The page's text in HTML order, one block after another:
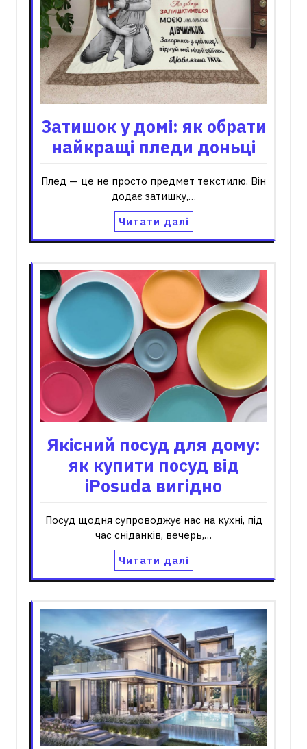
Затишок у домі: як обрати
найкращі пледи доньці
Плед — це не просто предмет текстилю. Він
додає затишку,…
Читати далі
Якісний посуд для дому:
як купити посуд від
iPosuda вигідно
Посуд щодня супроводжує нас на кухні, під
час сніданків, вечерь,…
Читати далі